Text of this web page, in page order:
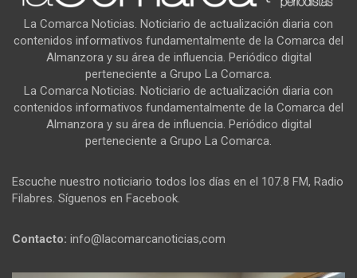
La Comarca Noticias. Noticiario de actualización diaria con
contenidos informativos fundamentalmente de la Comarca del
Almanzora y su área de influencia. Periódico digital
perteneciente a Grupo La Comarca.
La Comarca Noticias. Noticiario de actualización diaria con
contenidos informativos fundamentalmente de la Comarca del
Almanzora y su área de influencia. Periódico digital
perteneciente a Grupo La Comarca.
Escuche nuestro noticiario todos los días en el 107.8 FM, Radio
Filabres. Síguenos en Facebook.
Contacto: info@lacomarcanoticias,com